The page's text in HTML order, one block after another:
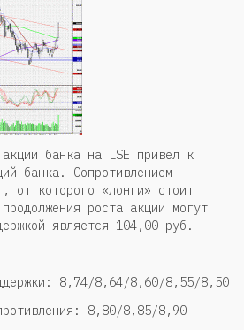
банка на LSE привел к
банка. Сопротивлением
от которого «лонги» стоит
роста акции могут
является 104,00 руб.
8,74/8,64/8,60/8,55/8,50
8,80/8,85/8,90